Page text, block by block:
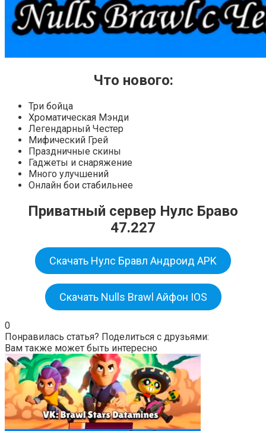
Что нового:
Три бойца
Хроматическая Мэнди
Легендарный Честер
Мифический Грей
Праздничные скины
Гаджеты и снаряжение
Много улучшений
Онлайн бои стабильнее
Приватный сервер Нулс Браво
47.227
Скачать Нулс Бравл Андроид APK
Скачать Nulls Brawl Айфон IOS
0
Понравилась статья? Поделиться с друзьями:
Вам также может быть интересно